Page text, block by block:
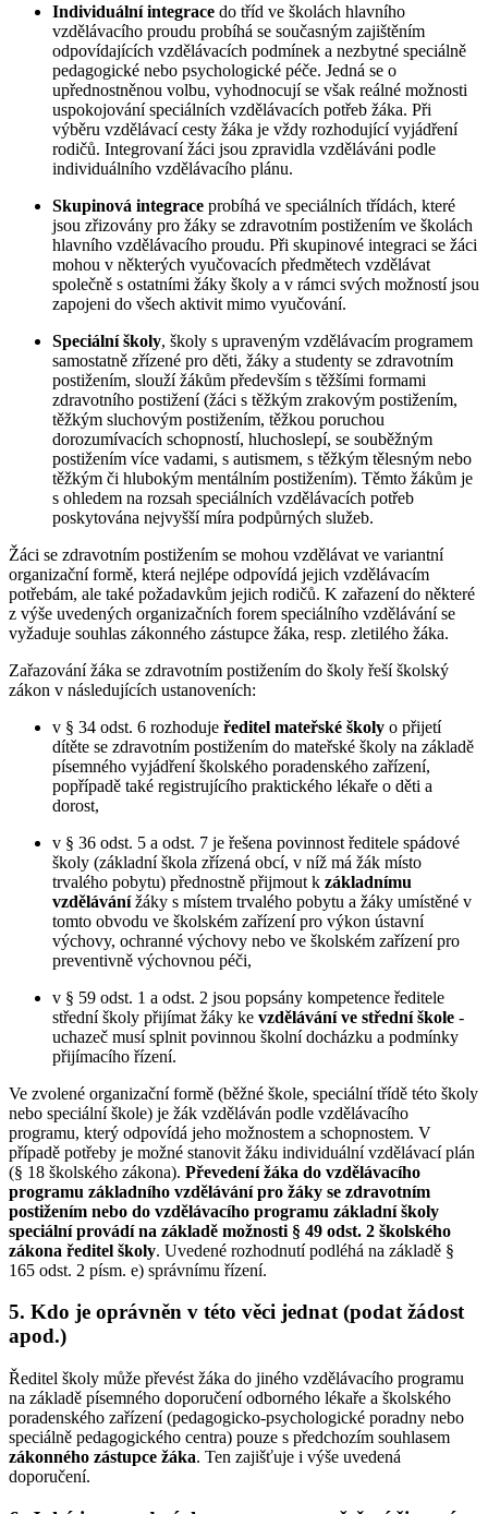
Individuální integrace do tříd ve školách hlavního
vzdělávacího proudu probíhá se současným zajištěním
odpovídajících vzdělávacích podmínek a nezbytné speciálně
pedagogické nebo psychologické péče. Jedná se o
upřednostněnou volbu, vyhodnocují se však reálné možnosti
uspokojování speciálních vzdělávacích potřeb žáka. Při
výběru vzdělávací cesty žáka je vždy rozhodující vyjádření
rodičů. Integrovaní žáci jsou zpravidla vzděláváni podle
individuálního vzdělávacího plánu.
Skupinová integrace probíhá ve speciálních třídách, které
jsou zřizovány pro žáky se zdravotním postižením ve školách
hlavního vzdělávacího proudu. Při skupinové integraci se žáci
mohou v některých vyučovacích předmětech vzdělávat
společně s ostatními žáky školy a v rámci svých možností jsou
zapojeni do všech aktivit mimo vyučování.
Speciální školy, školy s upraveným vzdělávacím programem
samostatně zřízené pro děti, žáky a studenty se zdravotním
postižením, slouží žákům především s těžšími formami
zdravotního postižení (žáci s těžkým zrakovým postižením,
těžkým sluchovým postižením, těžkou poruchou
dorozumívacích schopností, hluchoslepí, se souběžným
postižením více vadami, s autismem, s těžkým tělesným nebo
těžkým či hlubokým mentálním postižením). Těmto žákům je
s ohledem na rozsah speciálních vzdělávacích potřeb
poskytována nejvyšší míra podpůrných služeb.
Žáci se zdravotním postižením se mohou vzdělávat ve variantní
organizační formě, která nejlépe odpovídá jejich vzdělávacím
potřebám, ale také požadavkům jejich rodičů. K zařazení do některé
z výše uvedených organizačních forem speciálního vzdělávání se
vyžaduje souhlas zákonného zástupce žáka, resp. zletilého žáka.
Zařazování žáka se zdravotním postižením do školy řeší školský
zákon v následujících ustanoveních:
v § 34 odst. 6 rozhoduje ředitel mateřské školy o přijetí
dítěte se zdravotním postižením do mateřské školy na základě
písemného vyjádření školského poradenského zařízení,
popřípadě také registrujícího praktického lékaře o děti a
dorost,
v § 36 odst. 5 a odst. 7 je řešena povinnost ředitele spádové
školy (základní škola zřízená obcí, v níž má žák místo
trvalého pobytu) přednostně přijmout k základnímu
vzdělávánížáky s místem trvalého pobytu a žáky umístěné v
tomto obvodu ve školském zařízení pro výkon ústavní
výchovy, ochranné výchovy nebo ve školském zařízení pro
preventivně výchovnou péči,
v § 59 odst. 1 a odst. 2 jsou popsány kompetence ředitele
střední školy přijímat žáky ke vzdělávání ve střední škole -
uchazeč musí splnit povinnou školní docházku a podmínky
přijímacího řízení.
Ve zvolené organizační formě (běžné škole, speciální třídě této školy
nebo speciální škole) je žák vzděláván podle vzdělávacího
programu, který odpovídá jeho možnostem a schopnostem. V
případě potřeby je možné stanovit žáku individuální vzdělávací plán
(§ 18 školského zákona). Převedení žáka do vzdělávacího
programu základního vzdělávání pro žáky se zdravotním
postižením nebo do vzdělávacího programu základní školy
speciální provádí na základě možnosti § 49 odst. 2 školského
zákona ředitel školy. Uvedené rozhodnutí podléhá na základě §
165 odst. 2 písm. e) správnímu řízení.
5. Kdo je oprávněn v této věci jednat (podat žádost
apod.)
Ředitel školy může převést žáka do jiného vzdělávacího programu
na základě písemného doporučení odborného lékaře a školského
poradenského zařízení (pedagogicko-psychologické poradny nebo
speciálně pedagogického centra) pouze s předchozím souhlasem
zákonného zástupce žáka. Ten zajišťuje i výše uvedená
doporučení.